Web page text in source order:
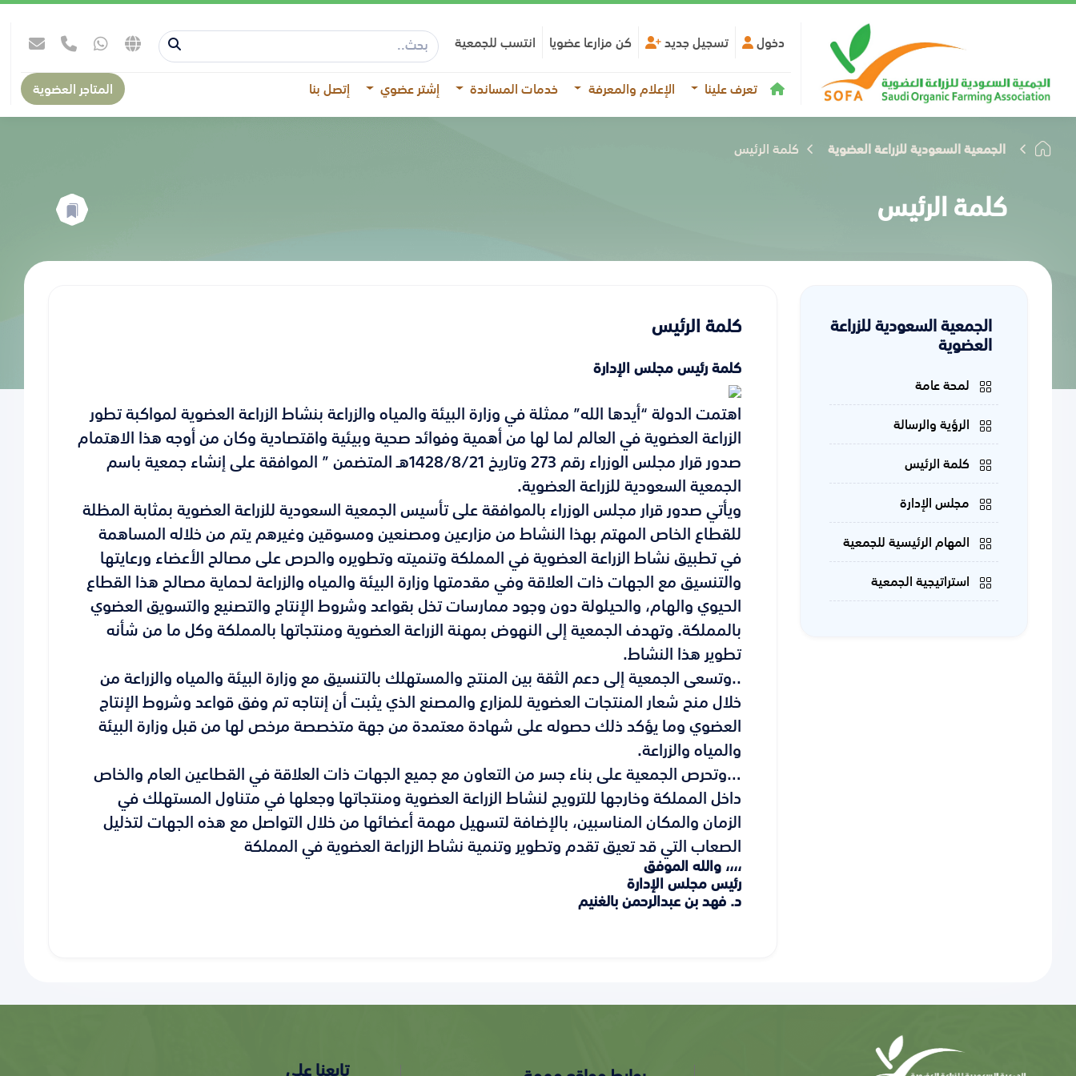
دخول تسجيل جديد كن مزارعا عضويا انتسب للجمعية
تعرف علينا
الإعلام والمعرفة خدمات المساندة إشتر عضوي إتصل بنا المتاجر العضوية
الجمعية السعودية للزراعة العضوية كلمة الرئيس
كلمة الرئيس
الجمعية السعودية للزراعة
العضوية
لمحة عامة
الرؤية والرسالة
كلمة الرئيس
مجلس الإدارة
المهام الرئيسية للجمعية
استراتيجية الجمعية
كلمة الرئيس
كلمة رئيس مجلس الإدارة
اهتمت الدولة “أيدها الله” ممثلة في وزارة البيئة والمياه والزراعة بنشاط الزراعة العضوية لمواكبة تطور
الزراعة العضوية في العالم لما لها من أهمية وفوائد صحية وبيئية واقتصادية وكان من أوجه هذا الاهتمام
صدور قرار مجلس الوزراء رقم 273 وتاريخ 1428/8/21هـ المتضمن ” الموافقة على إنشاء جمعية باسم
الجمعية السعودية للزراعة العضوية.
ويأتي صدور قرار مجلس الوزراء بالموافقة على تأسيس الجمعية السعودية للزراعة العضوية بمثابة المظلة
للقطاع الخاص المهتم بهذا النشاط من مزارعين ومصنعين ومسوقين وغيرهم يتم من خلاله المساهمة
في تطبيق نشاط الزراعة العضوية في المملكة وتنميته وتطويره والحرص على مصالح الأعضاء ورعايتها
والتنسيق مع الجهات ذات العلاقة وفي مقدمتها وزارة البيئة والمياه والزراعة لحماية مصالح هذا القطاع
الحيوي والهام، والحيلولة دون وجود ممارسات تخل بقواعد وشروط الإنتاج والتصنيع والتسويق العضوي
بالمملكة. وتهدف الجمعية إلى النهوض بمهنة الزراعة العضوية ومنتجاتها بالمملكة وكل ما من شأنه
تطوير هذا النشاط.
..وتسعى الجمعية إلى دعم الثقة بين المنتج والمستهلك بالتنسيق مع وزارة البيئة والمياه والزراعة من
خلال منح شعار المنتجات العضوية للمزارع والمصنع الذي يثبت أن إنتاجه تم وفق قواعد وشروط الإنتاج
العضوي وما يؤكد ذلك حصوله على شهادة معتمدة من جهة متخصصة مرخص لها من قبل وزارة البيئة
والمياه والزراعة.
…وتحرص الجمعية على بناء جسر من التعاون مع جميع الجهات ذات العلاقة في القطاعين العام والخاص
داخل المملكة وخارجها للترويج لنشاط الزراعة العضوية ومنتجاتها وجعلها في متناول المستهلك في
الزمان والمكان المناسبين، بالإضافة لتسهيل مهمة أعضائها من خلال التواصل مع هذه الجهات لتذليل
الصعاب التي قد تعيق تقدم وتطوير وتنمية نشاط الزراعة العضوية في المملكة
،،،، والله الموفق
رئيس مجلس الإدارة
د. فهد بن عبدالرحمن بالغنيم
تابعنا علي